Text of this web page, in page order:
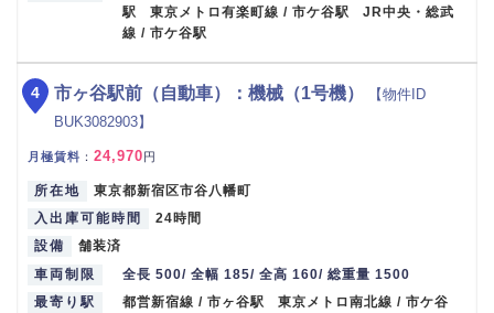
駅 東京メトロ有楽町線 / 市ケ谷駅 JR中央・総武
線 / 市ケ谷駅
市ヶ谷駅前（自動車）：機械（1号機）
【物件ID
BUK3082903】
月極賃料 ： 24,970円
所在地
東京都新宿区市谷八幡町
入出庫可能時間
24時間
設備
舗装済
車両制限
全長 500/ 全幅 185/ 全高 160/ 総重量 1500
最寄り駅
都営新宿線 / 市ヶ谷駅 東京メトロ南北線 / 市ケ谷
4